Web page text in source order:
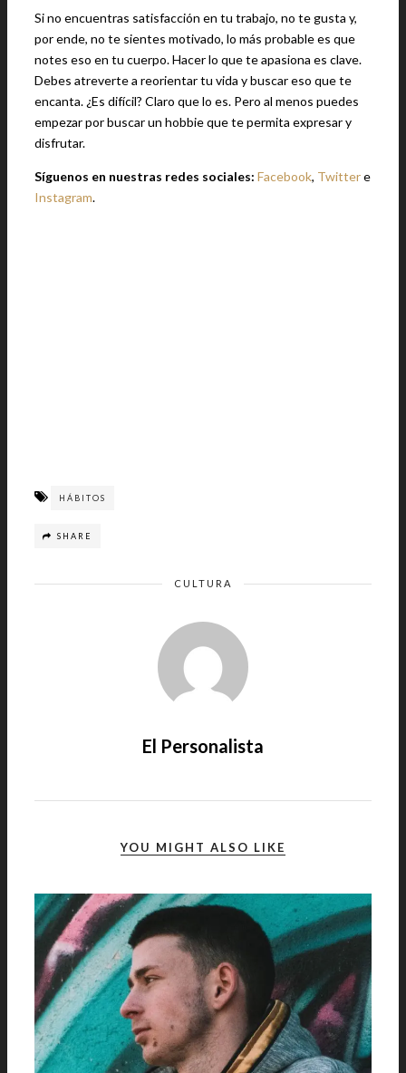
Si no encuentras satisfacción en tu trabajo, no te gusta y,
por ende, no te sientes motivado, lo más probable es que
notes eso en tu cuerpo. Hacer lo que te apasiona es clave.
Debes atreverte a reorientar tu vida y buscar eso que te
encanta. ¿Es difícil? Claro que lo es. Pero al menos puedes
empezar por buscar un hobbie que te permita expresar y
disfrutar.
Síguenos en nuestras redes sociales: Facebook, Twittere
Instagram.
HÁBITOS
SHARE
CULTURA
El Personalista
YOU MIGHT ALSO LIKE